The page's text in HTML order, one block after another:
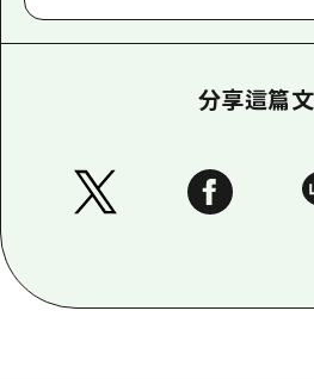
分享這篇